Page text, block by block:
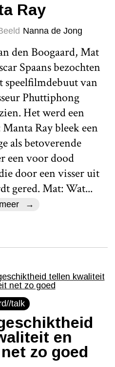
Ray
Nanna de Jong
den Boogaard, Mat
Spaans bezochten
speelfilmdebuut van
Phuttiphong
Het werd een
Ray bleek een
als betoverende
een voor dood
door een visser uit
gered. Mat: Wat...
talk
en
zo goed